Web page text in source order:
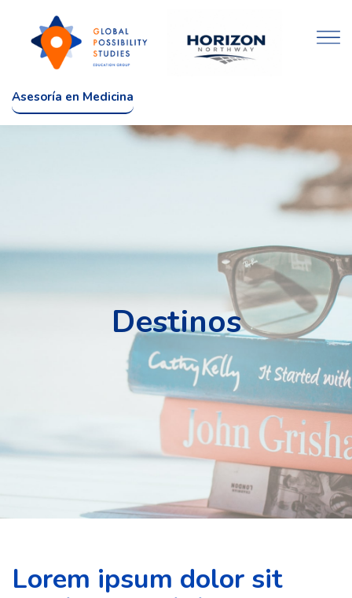
Asesoría en Medicina
Destinos
Lorem ipsum dolor sit